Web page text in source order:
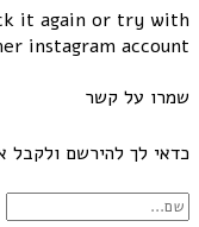
it again or try with
instagram account.
שמרו על קשר
כדאי לך להירשם ולקבל